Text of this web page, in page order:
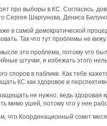
про выборы в КС. Согласись,
Сергея Шаргунова, Дениса
в самой демократической
Так что тут проблемы не вижу.
это проблема, потому что
штучки, и избежать этого
споров в паблике. Как тебе
КС как здоровое и
не нужно, ведь
мимо ушей, потому что у нее
что Координационный совет